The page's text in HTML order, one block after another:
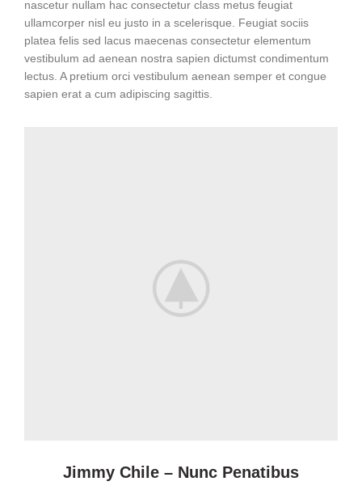
nascetur nullam hac consectetur class metus feugiat
ullamcorper nisl eu justo in a scelerisque. Feugiat sociis
platea felis sed lacus maecenas consectetur elementum
vestibulum ad aenean nostra sapien dictumst condimentum
lectus. A pretium orci vestibulum aenean semper et congue
sapien erat a cum adipiscing sagittis.
Jimmy Chile – Nunc Penatibus